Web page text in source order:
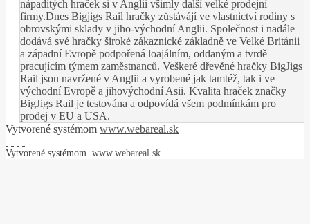
nápaditých hraček si v Anglii všimly další velké prodejní
firmy.Dnes Bigjigs Rail hračky zůstávájí ve vlastnictví rodiny s
obrovskými sklady v jiho-východní Anglii. Společnost i nadále
dodává své hračky široké zákaznické základně ve Velké Británii
a západní Evropě podpořená loajálním, oddaným a tvrdě
pracujícím týmem zaměstnanců. Veškeré dřevěné hračky BigJigs
Rail jsou navržené v Anglii a vyrobené jak tamtéž, tak i ve
východní Evropě a jihovýchodní Asii. Kvalita hraček značky
BigJigs Rail je testována a odpovídá všem podmínkám pro
prodej v EU a USA.
Vytvorené systémom www.webareal.sk
Vytvorené systémom www.webareal.sk